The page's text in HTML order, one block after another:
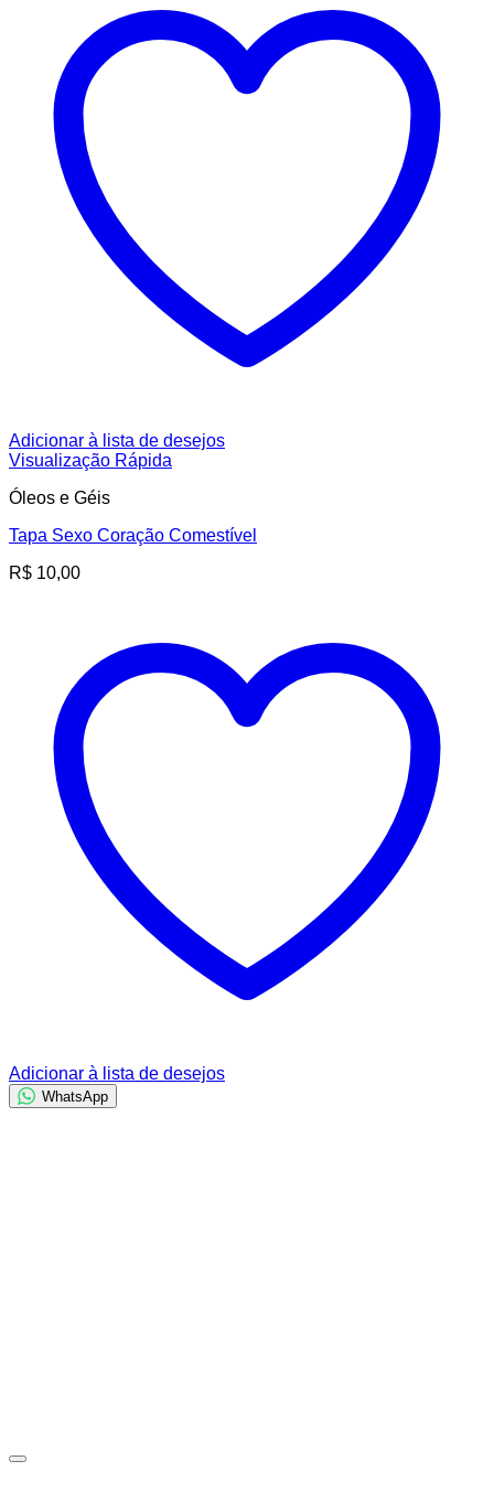
Adicionar à lista de desejos
Visualização Rápida
Óleos e Géis
Tapa Sexo Coração Comestível
R$ 10,00
Adicionar à lista de desejos
WhatsApp